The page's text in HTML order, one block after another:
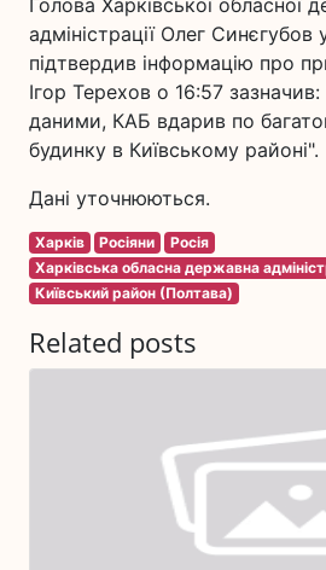
Голова Харківської обласної
адміністрації Олег Синєгубов
підтвердив інформацію про
Ігор Терехов о 16:57
даними, КАБ вдарив по
будинку в Київському районі".
Дані уточнюються.
Харків Росіяни
Росія
Харківська обласна державна
Київський район (Полтава)
Related posts